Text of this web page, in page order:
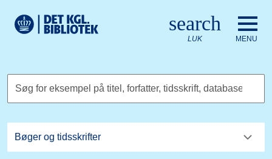
Det Kongelige Biblioteks logo. Gå til Det Kongelige
search
LUK MENU
Søg for eksempel på titel, forfatter, tidsskrift, database